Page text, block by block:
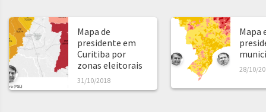
Mapa de
presidente em
Curitiba por
zonas eleitorais
31/10/2018
Mapa
28/10/